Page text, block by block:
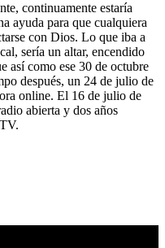
continuamente estaría
ayuda para que cualquiera
con Dios. Lo que iba a
sería un altar, encendido
así como ese 30 de octubre
después, un 24 de julio de
online. El 16 de julio de
abierta y dos años